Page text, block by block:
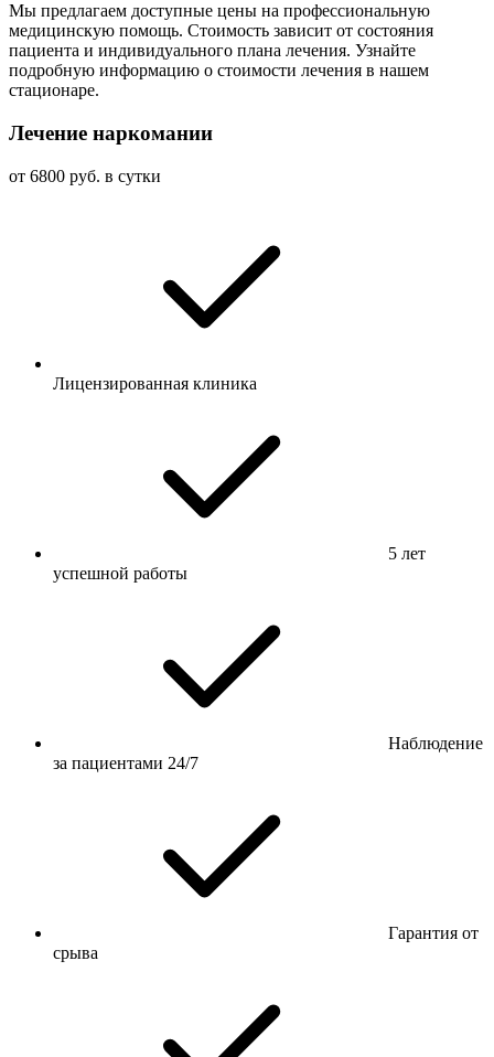
Мы предлагаем доступные цены на профессиональную
медицинскую помощь. Стоимость зависит от состояния
пациента и индивидуального плана лечения. Узнайте
подробную информацию о стоимости лечения в нашем
стационаре.
Лечение наркомании
от 6800 руб. в сутки
Лицензированная клиника
5 лет
успешной работы
Наблюдение
за пациентами 24/7
Гарантия от
срыва